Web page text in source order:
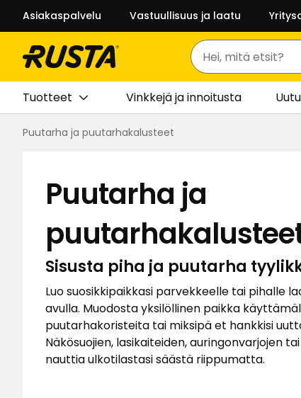
Asiakaspalvelu Vastuullisuus ja laatu
Haku
Tuotteet Vinkkejä ja innoitusta
Puutarha ja puutarhakalusteet
Puutarha ja
Sisusta piha ja puutarha
Luo suosikkipaikkasi parvekkeelle tai pihalle
avulla. Muodosta yksilöllinen paikka
puutarhakoristeita tai miksipä et hankkisi
Näkösuojien, lasikaiteiden, auringonvarjojen
nauttia ulkotilastasi säästä riippumatta.